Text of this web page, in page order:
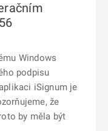
Windows
podpisu
iSignum je
že
by měla být